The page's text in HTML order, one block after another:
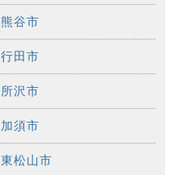
熊谷市
行田市
所沢市
加須市
東松山市